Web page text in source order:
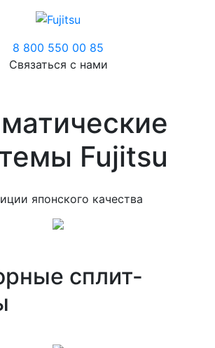
8 800 550 00 85
Связаться с нами
Fujitsu
японского качества
сплит-